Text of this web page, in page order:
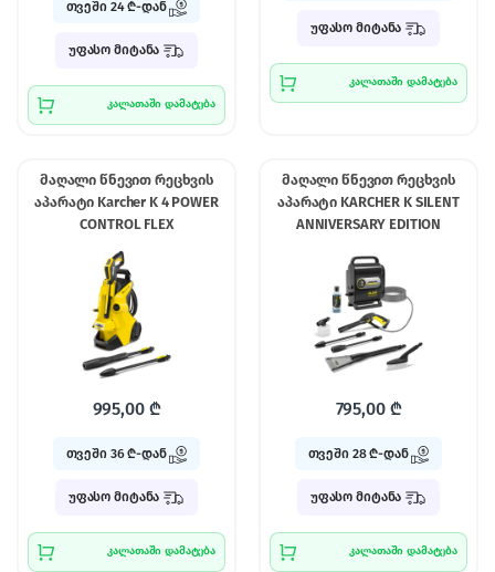
თვეში 24 ₾-დან
უფასო მიტანა
კალათაში დამატება
უფასო მიტანა
კალათაში დამატება
მაღალი წნევით რეცხვის
აპარატი Karcher K 4 POWER
CONTROL FLEX
995,00 ₾
თვეში 36 ₾-დან
უფასო მიტანა
კალათაში დამატება
მაღალი წნევით რეცხვის
აპარატი KARCHER K SILENT
ANNIVERSARY EDITION
795,00 ₾
თვეში 28 ₾-დან
უფასო მიტანა
კალათაში დამატება